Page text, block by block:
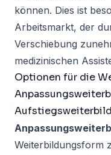
können. Dies ist
Arbeitsmarkt, der
Verschiebung
medizinischen
Optionen für die
Weiterbildungsform